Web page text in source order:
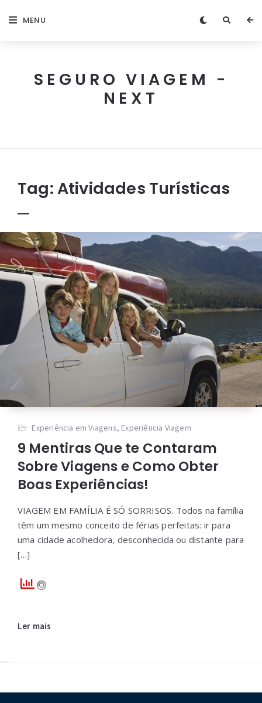
MENU
SEGURO VIAGEM -
NEXT
Tag:Atividades Turísticas
Experiência em Viagens, Experiência Viagem
9 Mentiras Que te Contaram
Sobre Viagens e Como Obter
Boas Experiências!
VIAGEM EM FAMÍLIA É SÓ SORRISOS. Todos na família
têm um mesmo conceito de férias perfeitas: ir para
uma cidade acolhedora, desconhecida ou distante para
[…]
Ler mais